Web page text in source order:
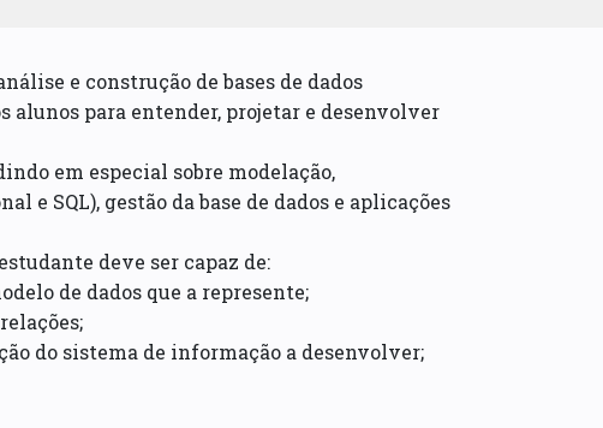
e construção de bases de dados
alunos para entender, projetar e desenvolver
em especial sobre modelação,
e SQL), gestão da base de dados e aplicações
deve ser capaz de:
de dados que a represente;
do sistema de informação a desenvolver;